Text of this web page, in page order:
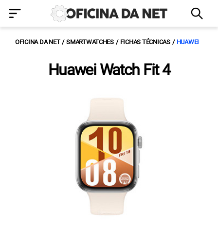
OFICINA DA NET SMARTWATCHES FICHAS TÉCNICAS HUAWEI
Huawei Watch Fit 4